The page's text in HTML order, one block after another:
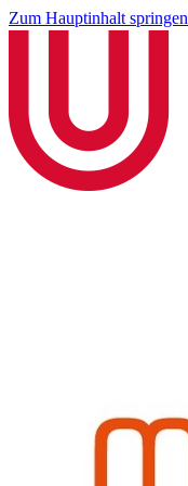
Zum Hauptinhalt springen